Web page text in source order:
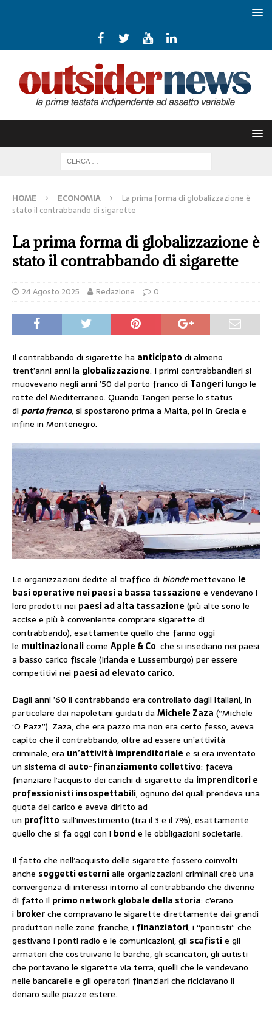
HOME ECONOMIA
La prima forma di globalizzazione è
stato il contrabbando di sigarette
La prima forma di globalizzazione è
stato il contrabbando di sigarette
24 Agosto 2025 Redazione 0
Il contrabbando di sigarette ha anticipato di almeno
trent’anni anni la globalizzazione. I primi contrabbandieri si
muovevano negli anni ’50 dal porto franco di Tangerilungo le
rotte del Mediterraneo. Quando Tangeri perse lo status
di porto franco, si spostarono prima a Malta, poi in Grecia e
infine in Montenegro.
Le organizzazioni dedite al traffico di biondemettevano le
basi operative nei paesi a bassa tassazione e vendevano i
loro prodotti nei paesi ad alta tassazione (più alte sono le
accise e più è conveniente comprare sigarette di
contrabbando), esattamente quello che fanno oggi
le multinazionalicome Apple & Co. che si insediano nei paesi
a basso carico fiscale (Irlanda e Lussemburgo) per essere
competitivi nei paesi ad elevato carico.
Dagli anni ’60 il contrabbando era controllato dagli italiani, in
particolare dai napoletani guidati da Michele Zaza (“Michele
‘O Pazz”). Zaza, che era pazzo ma non era certo fesso, aveva
capito che il contrabbando, oltre ad essere un’attività
criminale, era un’attività imprenditoriale e si era inventato
un sistema di auto-finanziamento collettivo: faceva
finanziare l’acquisto dei carichi di sigarette da imprenditori e
professionisti insospettabili, ognuno dei quali prendeva una
quota del carico e aveva diritto ad
un profitto sull’investimento (tra il 3 e il 7%), esattamente
quello che si fa oggi con i bonde le obbligazioni societarie.
Il fatto che nell’acquisto delle sigarette fossero coinvolti
anche soggetti esternialle organizzazioni criminali creò una
convergenza di interessi intorno al contrabbando che divenne
di fatto il primo network globale della storia: c’erano
i brokerche compravano le sigarette direttamente dai grandi
produttori nelle zone franche, i finanziatori, i “pontisti” che
gestivano i ponti radio e le comunicazioni, gli scafistie gli
armatori che costruivano le barche, gli scaricatori, gli autisti
che portavano le sigarette via terra, quelli che le vendevano
nelle bancarelle e gli operatori finanziari che riciclavano il
denaro sulle piazze estere.